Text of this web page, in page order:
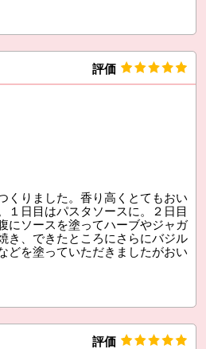
評価
くりました。香り高くとてもおい
１日目はパスタソースに。２日目
にソースを塗ってハーブやジャガ
き、できたところにさらにバジル
どを塗っていただきましたがおい
評価